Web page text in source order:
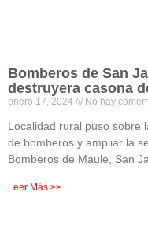
Bomberos de San
destruyera casona
enero 17, 2024 No hay
Localidad rural puso sobre
de bomberos y ampliar la
Bomberos de Maule, San
Leer Más >>